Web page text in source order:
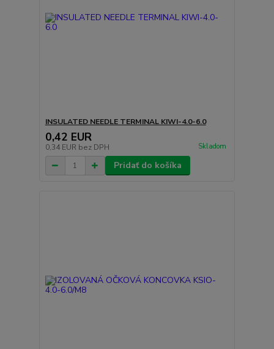
INSULATED NEEDLE TERMINAL KIWI-4.0-6.0
0,42 EUR
0,34 EUR bez DPH Skladom
Pridať do košíka